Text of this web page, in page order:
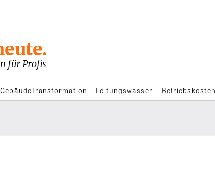
GebäudeTransformation Leitungswasser Betriebskosten